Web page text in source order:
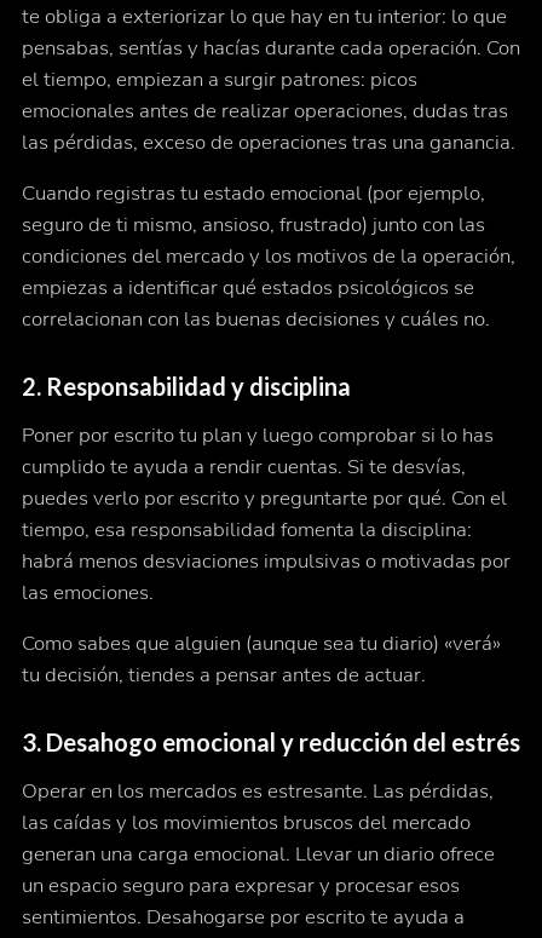
te obliga a exteriorizar lo que hay en tu interior: lo que
pensabas, sentías y hacías durante cada operación. Con
el tiempo, empiezan a surgir patrones: picos
emocionales antes de realizar operaciones, dudas tras
las pérdidas, exceso de operaciones tras una ganancia.
Cuando registras tu estado emocional (por ejemplo,
seguro de ti mismo, ansioso, frustrado) junto con las
condiciones del mercado y los motivos de la operación,
empiezas a identificar qué estados psicológicos se
correlacionan con las buenas decisiones y cuáles no.
2. Responsabilidad y disciplina
Poner por escrito tu plan y luego comprobar si lo has
cumplido te ayuda a rendir cuentas. Si te desvías,
puedes verlo por escrito y preguntarte por qué. Con el
tiempo, esa responsabilidad fomenta la disciplina:
habrá menos desviaciones impulsivas o motivadas por
las emociones.
Como sabes que alguien (aunque sea tu diario) «verá»
tu decisión, tiendes a pensar antes de actuar.
3. Desahogo emocional y reducción del estrés
Operar en los mercados es estresante. Las pérdidas,
las caídas y los movimientos bruscos del mercado
generan una carga emocional. Llevar un diario ofrece
un espacio seguro para expresar y procesar esos
sentimientos. Desahogarse por escrito te ayuda a